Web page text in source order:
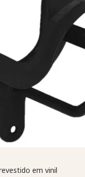
em vinil